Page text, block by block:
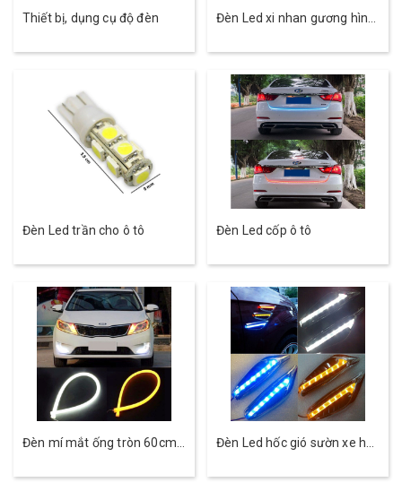
Thiết bị, dụng cụ độ đèn
Đèn Led xi nhan gương hình
Đèn Led trần cho ô tô Đèn Led cốp ô tô
Đèn mí mắt ống tròn 60cm
Đèn Led hốc gió sườn xe hơi